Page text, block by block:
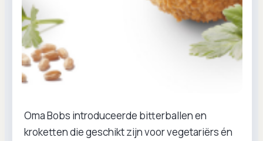
Oma Bobs introduceerde bitterballen en
kroketten die geschikt zijn voor vegetariërs én